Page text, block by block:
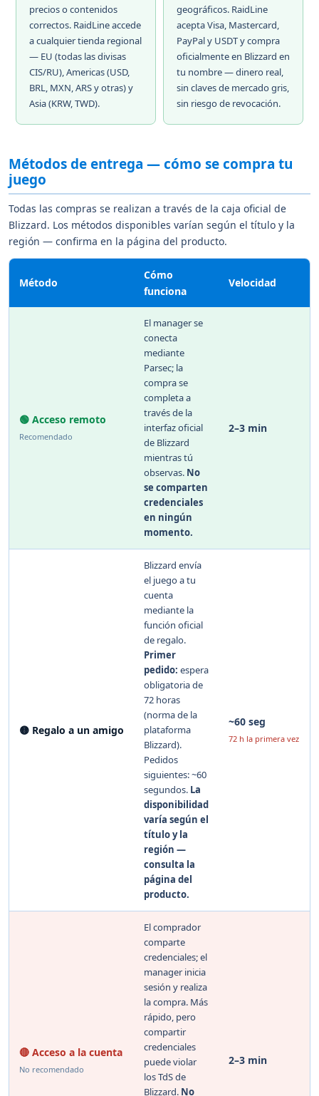
precios o contenidos
correctos. RaidLine accede
a cualquier tienda regional
— EU (todas las divisas
CIS/RU), Americas (USD,
BRL, MXN, ARS y otras) y
Asia (KRW, TWD).
geográficos. RaidLine
acepta Visa, Mastercard,
PayPal y USDT y compra
oficialmente en Blizzard en
tu nombre — dinero real,
sin claves de mercado gris,
sin riesgo de revocación.
Métodos de entrega — cómo se compra tu
juego
Todas las compras se realizan a través de la caja oficial de
Blizzard. Los métodos disponibles varían según el título y la
región — confirma en la página del producto.
Método
Cómo
funciona
Velocidad
🟢 Acceso remoto
Recomendado
El manager se
conecta
mediante
Parsec; la
compra se
completa a
través de la
interfaz oficial
de Blizzard
mientras tú
observas. No
se comparten
credenciales
en ningún
momento.
2–3 min
🟡 Regalo a un amigo
Blizzard envía
el juego a tu
cuenta
mediante la
función oficial
de regalo.
Primer
pedido: espera
obligatoria de
72 horas
(norma de la
plataforma
Blizzard).
Pedidos
siguientes: ~60
segundos. La
disponibilidad
varía según el
título y la
región —
consulta la
página del
producto.
~60 seg
72 h la primera vez
🔴 Acceso a la cuenta
No recomendado
El comprador
comparte
credenciales; el
manager inicia
sesión y realiza
la compra. Más
rápido, pero
compartir
credenciales
puede violar
los TdS de
Blizzard. No
2–3 min